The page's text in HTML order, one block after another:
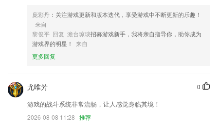
庞彩丹 ：关注游戏更新和版本迭代，享受游戏中不断更新的乐趣！
来自
黎俊平 回复 澹台琼琰招募游戏新手，我将亲自指导你，助你成为
游戏界的明星！
来自
更多回复
0
尤唯芳
游戏的战斗系统非常流畅，让人感觉身临其境！
2026-08-08 11:28 推荐